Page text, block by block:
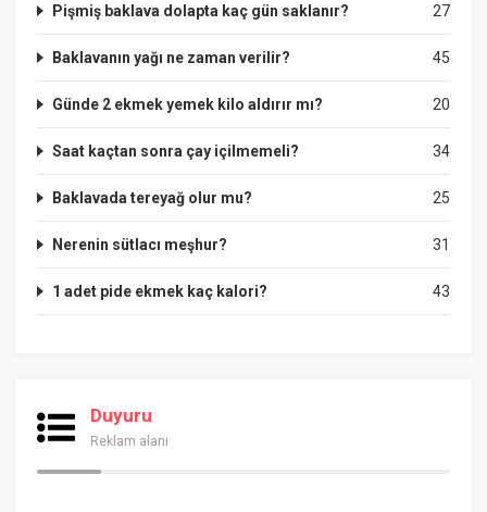
27
Pişmiş baklava dolapta kaç gün saklanır?
45
Baklavanın yağı ne zaman verilir?
20
Günde 2 ekmek yemek kilo aldırır mı?
34
Saat kaçtan sonra çay içilmemeli?
25
Baklavada tereyağ olur mu?
31
Nerenin sütlacı meşhur?
43
1 adet pide ekmek kaç kalori?
Duyuru
Reklam alanı